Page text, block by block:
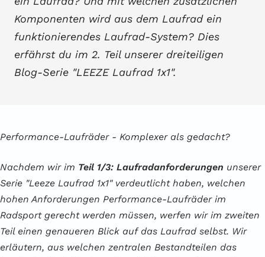
Komponenten wird aus dem Laufrad ein
funktionierendes Laufrad-System? Dies
erfährst du im 2. Teil unserer dreiteiligen
Blog-Serie "LEEZE Laufrad 1x1".
Performance-Laufräder - Komplexer als gedacht?
Nachdem wir im Teil 1/3: Laufradanforderungen unserer
Serie "Leeze Laufrad 1x1" verdeutlicht haben, welchen
hohen Anforderungen Performance-Laufräder im
Radsport gerecht werden müssen, werfen wir im zweiten
Teil einen genaueren Blick auf das Laufrad selbst. Wir
erläutern, aus welchen zentralen Bestandteilen das